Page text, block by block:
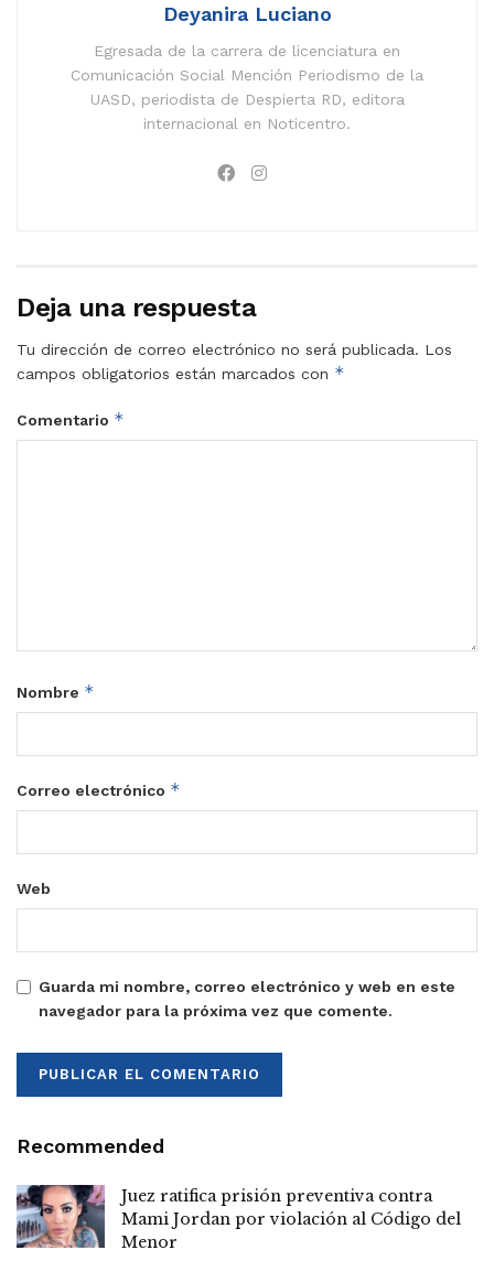
Deyanira Luciano
Egresada de la carrera de licenciatura en
Comunicación Social Mención Periodismo de la
UASD, periodista de Despierta RD, editora
internacional en Noticentro.
Deja una respuesta
Tu dirección de correo electrónico no será publicada. Los
campos obligatorios están marcados con *
Comentario *
Nombre *
Correo electrónico *
Web
Guarda mi nombre, correo electrónico y web en este
navegador para la próxima vez que comente.
Recommended
Juez ratifica prisión preventiva contra
Mami Jordan por violación al Código del
Menor